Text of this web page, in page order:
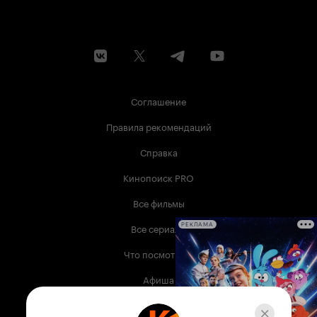
людям любящим искусство советую
Соглашение
Правила рекомендаций
Справка
Кинопоиск PRO
Все фильмы
Все сериалы
Что посмотреть
Афиша
Музыка
РЕКЛАМА